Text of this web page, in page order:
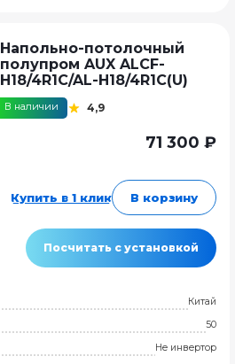
Напольно-потолочный
полупром AUX ALCF-
H18/4R1C/AL-H18/4R1C(U)
В наличии 4,9
71 300 ₽
Купить в 1 клик В корзину
Посчитать с установкой
Китай
50
Не инвертор